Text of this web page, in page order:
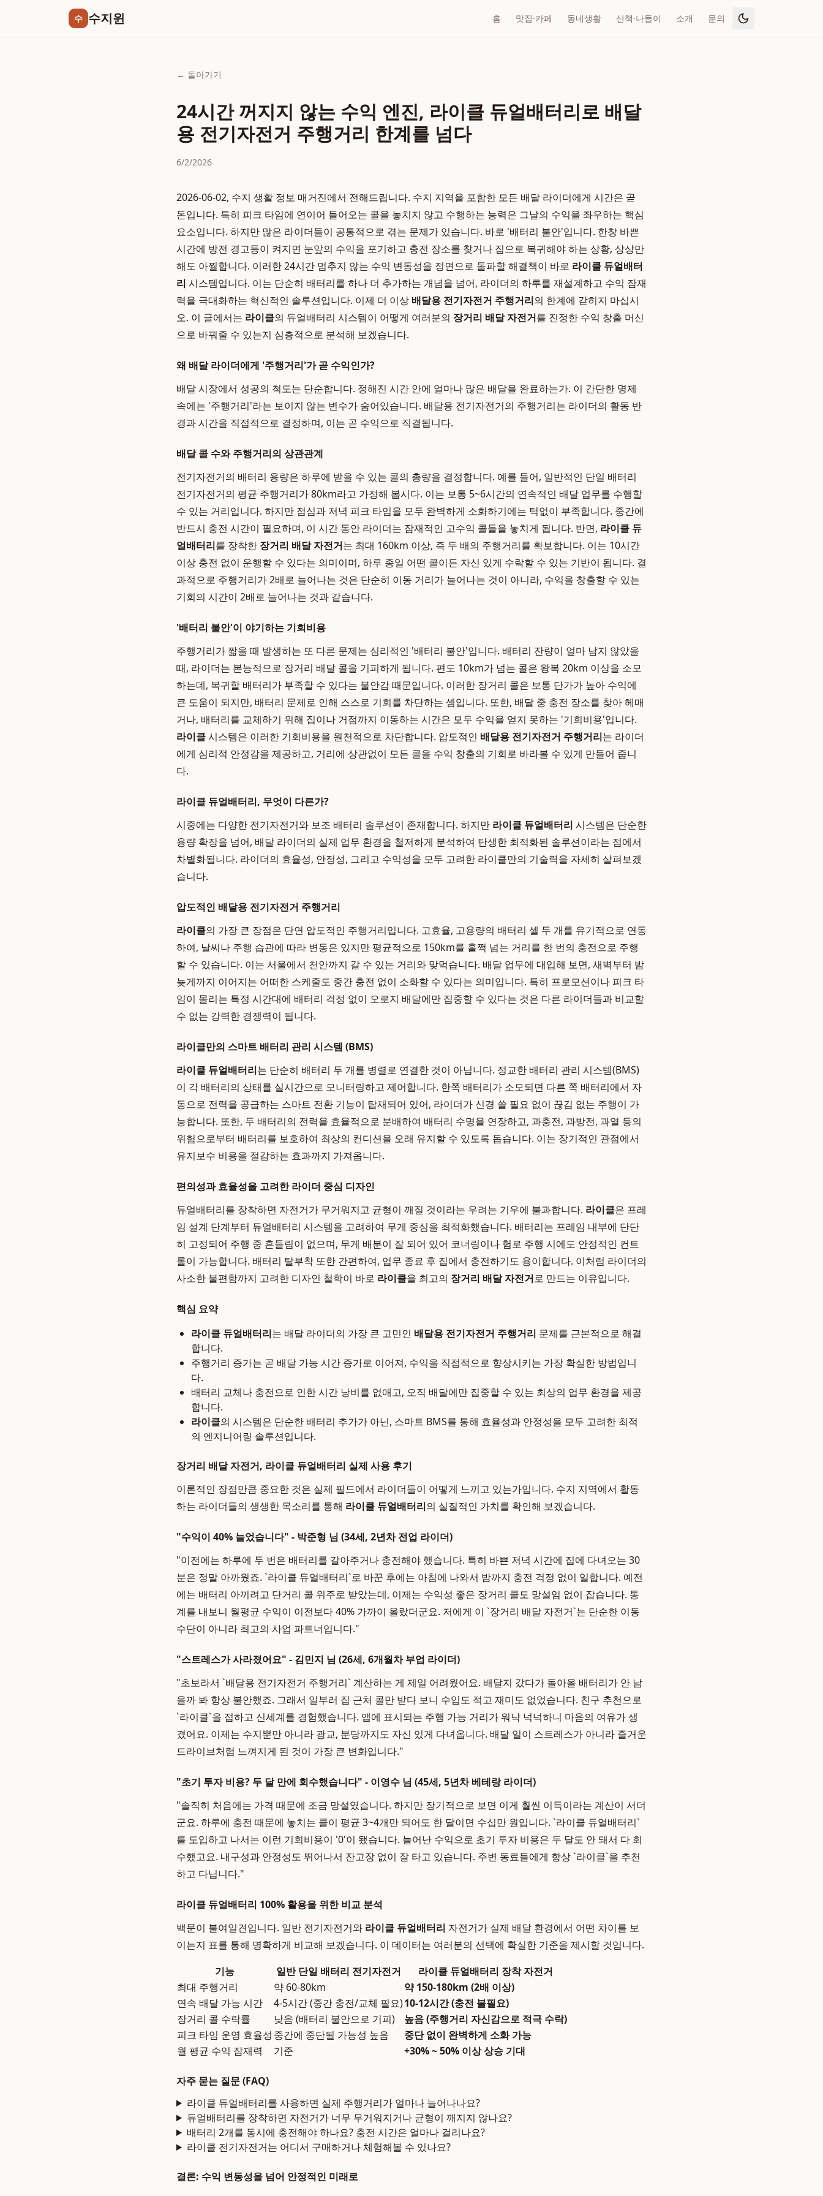
수 수지윈 홈 맛집·카페 동네생활 산책·나들이 소개 문의
← 돌아가기
24시간 꺼지지 않는 수익 엔진, 라이클 듀얼배터리로 배달
용 전기자전거 주행거리 한계를 넘다
6/2/2026
2026-06-02, 수지 생활 정보 매거진에서 전해드립니다. 수지 지역을 포함한 모든 배달 라이더에게 시간은 곧
돈입니다. 특히 피크 타임에 연이어 들어오는 콜을 놓치지 않고 수행하는 능력은 그날의 수익을 좌우하는 핵심
요소입니다. 하지만 많은 라이더들이 공통적으로 겪는 문제가 있습니다. 바로 '배터리 불안'입니다. 한창 바쁜
시간에 방전 경고등이 켜지면 눈앞의 수익을 포기하고 충전 장소를 찾거나 집으로 복귀해야 하는 상황, 상상만
해도 아찔합니다. 이러한 24시간 멈추지 않는 수익 변동성을 정면으로 돌파할 해결책이 바로 라이클 듀얼배터
리 시스템입니다. 이는 단순히 배터리를 하나 더 추가하는 개념을 넘어, 라이더의 하루를 재설계하고 수익 잠재
력을 극대화하는 혁신적인 솔루션입니다. 이제 더 이상 배달용 전기자전거 주행거리의 한계에 갇히지 마십시
오. 이 글에서는 라이클의 듀얼배터리 시스템이 어떻게 여러분의 장거리 배달 자전거를 진정한 수익 창출 머신
으로 바꿔줄 수 있는지 심층적으로 분석해 보겠습니다.
왜 배달 라이더에게 '주행거리'가 곧 수익인가?
배달 시장에서 성공의 척도는 단순합니다. 정해진 시간 안에 얼마나 많은 배달을 완료하는가. 이 간단한 명제
속에는 '주행거리'라는 보이지 않는 변수가 숨어있습니다. 배달용 전기자전거의 주행거리는 라이더의 활동 반
경과 시간을 직접적으로 결정하며, 이는 곧 수익으로 직결됩니다.
배달 콜 수와 주행거리의 상관관계
전기자전거의 배터리 용량은 하루에 받을 수 있는 콜의 총량을 결정합니다. 예를 들어, 일반적인 단일 배터리
전기자전거의 평균 주행거리가 80km라고 가정해 봅시다. 이는 보통 5~6시간의 연속적인 배달 업무를 수행할
수 있는 거리입니다. 하지만 점심과 저녁 피크 타임을 모두 완벽하게 소화하기에는 턱없이 부족합니다. 중간에
반드시 충전 시간이 필요하며, 이 시간 동안 라이더는 잠재적인 고수익 콜들을 놓치게 됩니다. 반면, 라이클 듀
얼배터리를 장착한 장거리 배달 자전거는 최대 160km 이상, 즉 두 배의 주행거리를 확보합니다. 이는 10시간
이상 충전 없이 운행할 수 있다는 의미이며, 하루 종일 어떤 콜이든 자신 있게 수락할 수 있는 기반이 됩니다. 결
과적으로 주행거리가 2배로 늘어나는 것은 단순히 이동 거리가 늘어나는 것이 아니라, 수익을 창출할 수 있는
기회의 시간이 2배로 늘어나는 것과 같습니다.
'배터리 불안'이 야기하는 기회비용
주행거리가 짧을 때 발생하는 또 다른 문제는 심리적인 '배터리 불안'입니다. 배터리 잔량이 얼마 남지 않았을
때, 라이더는 본능적으로 장거리 배달 콜을 기피하게 됩니다. 편도 10km가 넘는 콜은 왕복 20km 이상을 소모
하는데, 복귀할 배터리가 부족할 수 있다는 불안감 때문입니다. 이러한 장거리 콜은 보통 단가가 높아 수익에
큰 도움이 되지만, 배터리 문제로 인해 스스로 기회를 차단하는 셈입니다. 또한, 배달 중 충전 장소를 찾아 헤매
거나, 배터리를 교체하기 위해 집이나 거점까지 이동하는 시간은 모두 수익을 얻지 못하는 '기회비용'입니다.
라이클시스템은 이러한 기회비용을 원천적으로 차단합니다. 압도적인 배달용 전기자전거 주행거리는 라이더
에게 심리적 안정감을 제공하고, 거리에 상관없이 모든 콜을 수익 창출의 기회로 바라볼 수 있게 만들어 줍니
다.
라이클 듀얼배터리, 무엇이 다른가?
시중에는 다양한 전기자전거와 보조 배터리 솔루션이 존재합니다. 하지만 라이클 듀얼배터리 시스템은 단순한
용량 확장을 넘어, 배달 라이더의 실제 업무 환경을 철저하게 분석하여 탄생한 최적화된 솔루션이라는 점에서
차별화됩니다. 라이더의 효율성, 안정성, 그리고 수익성을 모두 고려한 라이클만의 기술력을 자세히 살펴보겠
습니다.
압도적인 배달용 전기자전거 주행거리
라이클의 가장 큰 장점은 단연 압도적인 주행거리입니다. 고효율, 고용량의 배터리 셀 두 개를 유기적으로 연동
하여, 날씨나 주행 습관에 따라 변동은 있지만 평균적으로 150km를 훌쩍 넘는 거리를 한 번의 충전으로 주행
할 수 있습니다. 이는 서울에서 천안까지 갈 수 있는 거리와 맞먹습니다. 배달 업무에 대입해 보면, 새벽부터 밤
늦게까지 이어지는 어떠한 스케줄도 중간 충전 없이 소화할 수 있다는 의미입니다. 특히 프로모션이나 피크 타
임이 몰리는 특정 시간대에 배터리 걱정 없이 오로지 배달에만 집중할 수 있다는 것은 다른 라이더들과 비교할
수 없는 강력한 경쟁력이 됩니다.
라이클만의 스마트 배터리 관리 시스템 (BMS)
라이클 듀얼배터리는 단순히 배터리 두 개를 병렬로 연결한 것이 아닙니다. 정교한 배터리 관리 시스템(BMS)
이 각 배터리의 상태를 실시간으로 모니터링하고 제어합니다. 한쪽 배터리가 소모되면 다른 쪽 배터리에서 자
동으로 전력을 공급하는 스마트 전환 기능이 탑재되어 있어, 라이더가 신경 쓸 필요 없이 끊김 없는 주행이 가
능합니다. 또한, 두 배터리의 전력을 효율적으로 분배하여 배터리 수명을 연장하고, 과충전, 과방전, 과열 등의
위험으로부터 배터리를 보호하여 최상의 컨디션을 오래 유지할 수 있도록 돕습니다. 이는 장기적인 관점에서
유지보수 비용을 절감하는 효과까지 가져옵니다.
편의성과 효율성을 고려한 라이더 중심 디자인
듀얼배터리를 장착하면 자전거가 무거워지고 균형이 깨질 것이라는 우려는 기우에 불과합니다. 라이클은 프레
임 설계 단계부터 듀얼배터리 시스템을 고려하여 무게 중심을 최적화했습니다. 배터리는 프레임 내부에 단단
히 고정되어 주행 중 흔들림이 없으며, 무게 배분이 잘 되어 있어 코너링이나 험로 주행 시에도 안정적인 컨트
롤이 가능합니다. 배터리 탈부착 또한 간편하여, 업무 종료 후 집에서 충전하기도 용이합니다. 이처럼 라이더의
사소한 불편함까지 고려한 디자인 철학이 바로 라이클을 최고의 장거리 배달 자전거로 만드는 이유입니다.
핵심 요약
라이클 듀얼배터리는 배달 라이더의 가장 큰 고민인 배달용 전기자전거 주행거리 문제를 근본적으로 해결
합니다.
주행거리 증가는 곧 배달 가능 시간 증가로 이어져, 수익을 직접적으로 향상시키는 가장 확실한 방법입니
다.
배터리 교체나 충전으로 인한 시간 낭비를 없애고, 오직 배달에만 집중할 수 있는 최상의 업무 환경을 제공
합니다.
라이클의 시스템은 단순한 배터리 추가가 아닌, 스마트 BMS를 통해 효율성과 안정성을 모두 고려한 최적
의 엔지니어링 솔루션입니다.
장거리 배달 자전거, 라이클 듀얼배터리 실제 사용 후기
이론적인 장점만큼 중요한 것은 실제 필드에서 라이더들이 어떻게 느끼고 있는가입니다. 수지 지역에서 활동
하는 라이더들의 생생한 목소리를 통해 라이클 듀얼배터리의 실질적인 가치를 확인해 보겠습니다.
"수익이 40% 늘었습니다" - 박준형 님 (34세, 2년차 전업 라이더)
"이전에는 하루에 두 번은 배터리를 갈아주거나 충전해야 했습니다. 특히 바쁜 저녁 시간에 집에 다녀오는 30
분은 정말 아까웠죠. `라이클 듀얼배터리`로 바꾼 후에는 아침에 나와서 밤까지 충전 걱정 없이 일합니다. 예전
에는 배터리 아끼려고 단거리 콜 위주로 받았는데, 이제는 수익성 좋은 장거리 콜도 망설임 없이 잡습니다. 통
계를 내보니 월평균 수익이 이전보다 40% 가까이 올랐더군요. 저에게 이 `장거리 배달 자전거`는 단순한 이동
수단이 아니라 최고의 사업 파트너입니다."
"스트레스가 사라졌어요" - 김민지 님 (26세, 6개월차 부업 라이더)
"초보라서 `배달용 전기자전거 주행거리` 계산하는 게 제일 어려웠어요. 배달지 갔다가 돌아올 배터리가 안 남
을까 봐 항상 불안했죠. 그래서 일부러 집 근처 콜만 받다 보니 수입도 적고 재미도 없었습니다. 친구 추천으로
`라이클`을 접하고 신세계를 경험했습니다. 앱에 표시되는 주행 가능 거리가 워낙 넉넉하니 마음의 여유가 생
겼어요. 이제는 수지뿐만 아니라 광교, 분당까지도 자신 있게 다녀옵니다. 배달 일이 스트레스가 아니라 즐거운
드라이브처럼 느껴지게 된 것이 가장 큰 변화입니다."
"초기 투자 비용? 두 달 만에 회수했습니다" - 이영수 님 (45세, 5년차 베테랑 라이더)
"솔직히 처음에는 가격 때문에 조금 망설였습니다. 하지만 장기적으로 보면 이게 훨씬 이득이라는 계산이 서더
군요. 하루에 충전 때문에 놓치는 콜이 평균 3~4개만 되어도 한 달이면 수십만 원입니다. `라이클 듀얼배터리`
를 도입하고 나서는 이런 기회비용이 '0'이 됐습니다. 늘어난 수익으로 초기 투자 비용은 두 달도 안 돼서 다 회
수했고요. 내구성과 안정성도 뛰어나서 잔고장 없이 잘 타고 있습니다. 주변 동료들에게 항상 `라이클`을 추천
하고 다닙니다."
라이클 듀얼배터리 100% 활용을 위한 비교 분석
백문이 불여일견입니다. 일반 전기자전거와 라이클 듀얼배터리 자전거가 실제 배달 환경에서 어떤 차이를 보
이는지 표를 통해 명확하게 비교해 보겠습니다. 이 데이터는 여러분의 선택에 확실한 기준을 제시할 것입니다.
기능
일반 단일 배터리 전기자전거
라이클 듀얼배터리 장착 자전거
최대 주행거리
약 60-80km
약 150-180km (2배 이상)
연속 배달 가능 시간
4-5시간 (중간 충전/교체 필요)10-12시간 (충전 불필요)
장거리 콜 수락률
낮음 (배터리 불안으로 기피)
높음 (주행거리 자신감으로 적극 수락)
피크 타임 운영 효율성 중간에 중단될 가능성 높음
중단 없이 완벽하게 소화 가능
월 평균 수익 잠재력
기준 +30% ~ 50% 이상 상승 기대
자주 묻는 질문 (FAQ)
라이클 듀얼배터리를 사용하면 실제 주행거리가 얼마나 늘어나나요?
듀얼배터리를 장착하면 자전거가 너무 무거워지거나 균형이 깨지지 않나요?
배터리 2개를 동시에 충전해야 하나요? 충전 시간은 얼마나 걸리나요?
라이클 전기자전거는 어디서 구매하거나 체험해볼 수 있나요?
결론: 수익 변동성을 넘어 안정적인 미래로